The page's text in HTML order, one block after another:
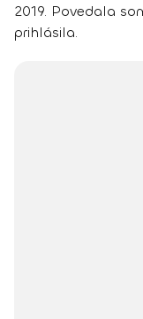
2019. Povedala
prihlásila.